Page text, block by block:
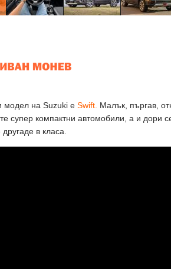
на Suzuki е Swift. Малък, пъргав,
супер компактни автомобили, а и дори
в класа.